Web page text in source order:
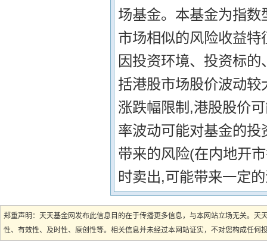
场基金。本基金为指
市场相似的风险收益
因投资环境、投资标
括港股市场股价波动
涨跌幅限制,港股股价
率波动可能对基金的
带来的风险(在内地开
时卖出,可能带来一定
郑重声明：天天基金网发布此信息目的在于传播更多信息，与本网站立场无关。
性、有效性、及时性、原创性等。相关信息并未经过本网站证实，不对您构成任